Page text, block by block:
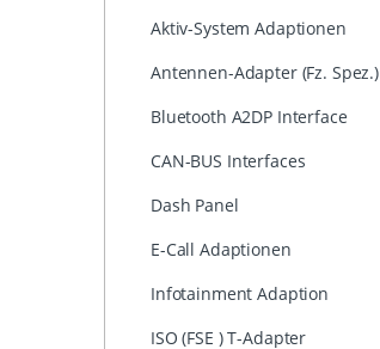
Aktiv-System Adaptionen
Antennen-Adapter (Fz. Spez.)
Bluetooth A2DP Interface
CAN-BUS Interfaces
Dash Panel
E-Call Adaptionen
Infotainment Adaption
ISO (FSE ) T-Adapter